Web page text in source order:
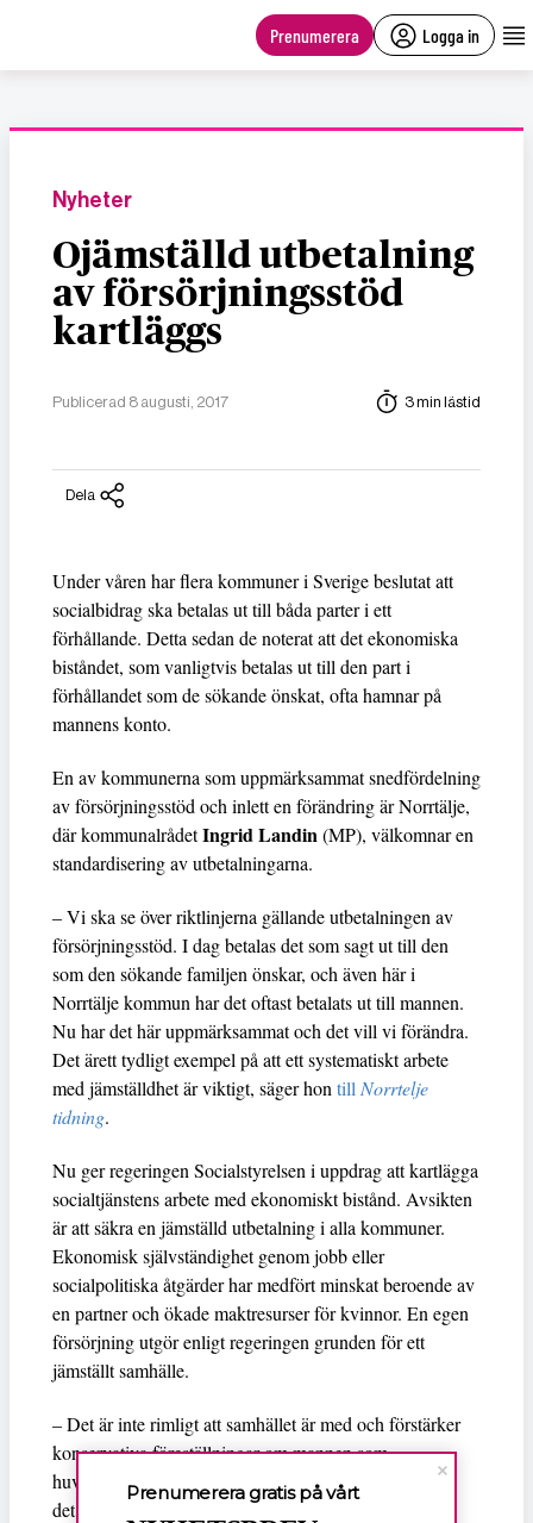
Prenumerera Logga in
Nyheter
Ojämställd utbetalning
av försörjningsstöd
kartläggs
Publicerad 8 augusti, 2017 3 min lästid
Dela
Under våren har flera kommuner i Sverige beslutat att
socialbidrag ska betalas ut till båda parter i ett
förhållande. Detta sedan de noterat att det ekonomiska
biståndet, som vanligtvis betalas ut till den part i
förhållandet som de sökande önskat, ofta hamnar på
mannens konto.
En av kommunerna som uppmärksammat snedfördelning
av försörjningsstöd och inlett en förändring är Norrtälje,
där kommunalrådetIngrid Landin(MP), välkomnar en
standardisering av utbetalningarna.
– Vi ska se över riktlinjerna gällande utbetalningen av
försörjningsstöd. I dag betalas det som sagt ut till den
som den sökande familjen önskar, och även här i
Norrtälje kommun har det oftast betalats ut till mannen.
Nu har det här uppmärksammat och det vill vi förändra.
Det ärett tydligt exempel på att ett systematiskt arbete
med jämställdhet är viktigt, säger hon till Norrtelje
tidning.
Nu ger regeringen Socialstyrelsen i uppdrag att kartlägga
socialtjänstens arbete med ekonomiskt bistånd. Avsikten
är att säkra en jämställd utbetalning i alla kommuner.
Ekonomisk självständighet genom jobb eller
socialpolitiska åtgärder har medfört minskat beroende av
en partner och ökade maktresurser för kvinnor. En egen
försörjning utgör enligt regeringen grunden för ett
jämställt samhälle.
– Det är inte rimligt att samhället är med och förstärker
konservativa föreställningar om mannen som
huvudsaklig familjeförsörjare. I absolut värsta fall kan
det förstärka våld i relationen och göra det svårare för
Prenumerera gratis på vårt